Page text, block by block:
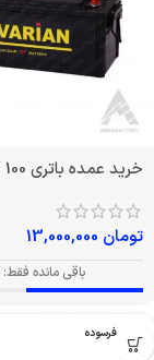
خرید عمده باتری 100 آمپر واریان
تومان
باقی مانده فقط:
بدون فرسوده